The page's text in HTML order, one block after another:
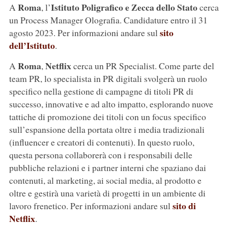
ARoma, l’Istituto Poligrafico e Zecca dello Statocerca
un Process Manager Olografia. Candidature entro il 31
agosto 2023. Per informazioni andare sulsito
dell’Istituto.
ARoma,Netflixcerca un PR Specialist. Come parte del
team PR, lo specialista in PR digitali svolgerà un ruolo
specifico nella gestione di campagne di titoli PR di
successo, innovative e ad alto impatto, esplorando nuove
tattiche di promozione dei titoli con un focus specifico
sull’espansione della portata oltre i media tradizionali
(influencer e creatori di contenuti). In questo ruolo,
questa persona collaborerà con i responsabili delle
pubbliche relazioni e i partner interni che spaziano dai
contenuti, al marketing, ai social media, al prodotto e
oltre e gestirà una varietà di progetti in un ambiente di
lavoro frenetico. Per informazioni andare sulsito di
Netflix.